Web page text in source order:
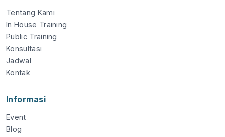
Tentang Kami
In House Training
Public Training
Konsultasi
Jadwal
Kontak
Informasi
Event
Blog